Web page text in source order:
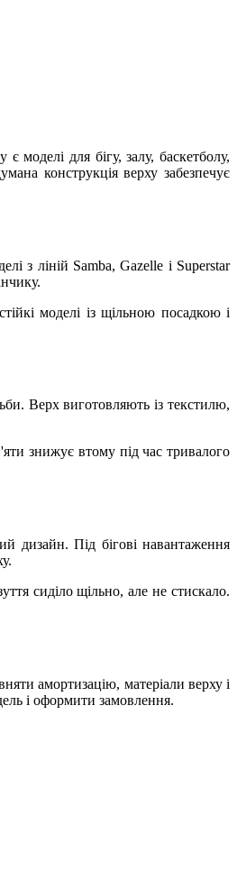
моделі для бігу, залу, баскетболу,
конструкція верху забезпечує
з ліній Samba, Gazelle і Superstar
моделі із щільною посадкою і
Верх виготовляють із текстилю,
знижує втому під час тривалого
дизайн. Під бігові навантаження
сиділо щільно, але не стискало.
амортизацію, матеріали верху і
і оформити замовлення.